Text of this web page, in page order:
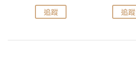
追蹤 追蹤